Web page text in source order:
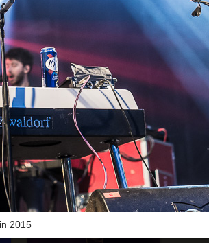
2015